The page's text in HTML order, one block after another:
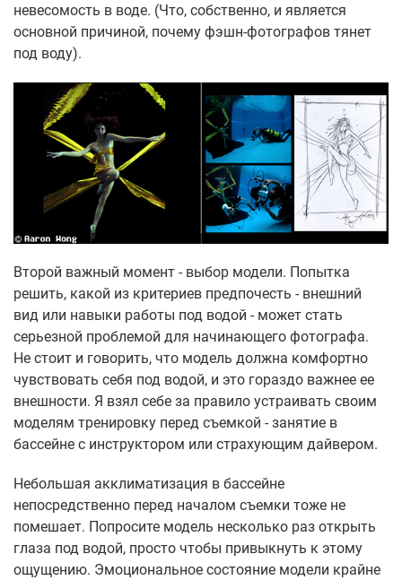
невесомость в воде. (Что, собственно, и является
основной причиной, почему фэшн-фотографов тянет
под воду).
Второй важный момент - выбор модели. Попытка
решить, какой из критериев предпочесть - внешний
вид или навыки работы под водой - может стать
серьезной проблемой для начинающего фотографа.
Не стоит и говорить, что модель должна комфортно
чувствовать себя под водой, и это гораздо важнее ее
внешности. Я взял себе за правило устраивать своим
моделям тренировку перед съемкой - занятие в
бассейне с инструктором или страхующим дайвером.
Небольшая акклиматизация в бассейне
непосредственно перед началом съемки тоже не
помешает. Попросите модель несколько раз открыть
глаза под водой, просто чтобы привыкнуть к этому
ощущению. Эмоциональное состояние модели крайне